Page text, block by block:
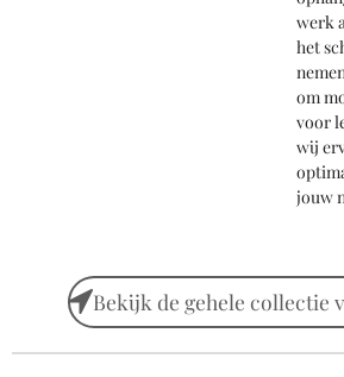
werk
het
om
voor
wij
jouw
Bekijk de gehele collectie